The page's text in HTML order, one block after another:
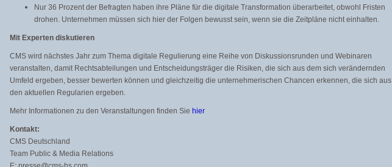
Nur 36 Prozent der Befragten haben ihre Pläne für die digitale Transformation überarbeitet, obwohl Fristen
drohen. Unternehmen müssen sich hier der Folgen bewusst sein, wenn sie die Zeitpläne nicht einhalten.
Mit Experten diskutieren
CMS wird nächstes Jahr zum Thema digitale Regulierung eine Reihe von Diskussionsrunden und Webinaren
veranstalten, damit Rechtsabteilungen und Entscheidungsträger die Risiken, die sich aus dem sich verändernden
Umfeld ergeben, besser bewerten können und gleichzeitig die unternehmerischen Chancen erkennen, die sich aus
den aktuellen Regularien ergeben.
Mehr Informationen zu den Veranstaltungen finden Sie hier
Kontakt:
CMS Deutschland
Team Public & Media Relations